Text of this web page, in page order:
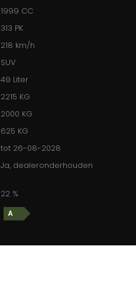
1999 CC
313 PK
218 km/h
SUV
49 Liter
2215 KG
2000 KG
625 KG
tot 26-08-2028
Ja, dealeronderhouden
22 %